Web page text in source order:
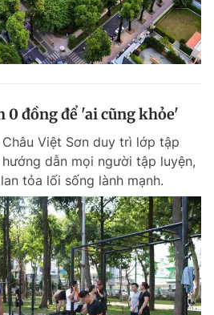
0 đồng để 'ai cũng khỏe'
Châu Việt Sơn duy trì lớp tập
dẫn mọi người tập luyện,
tỏa lối sống lành mạnh.